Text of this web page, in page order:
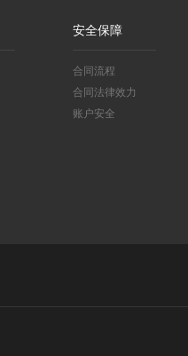
安全保障
合同流程
合同法律效力
账户安全